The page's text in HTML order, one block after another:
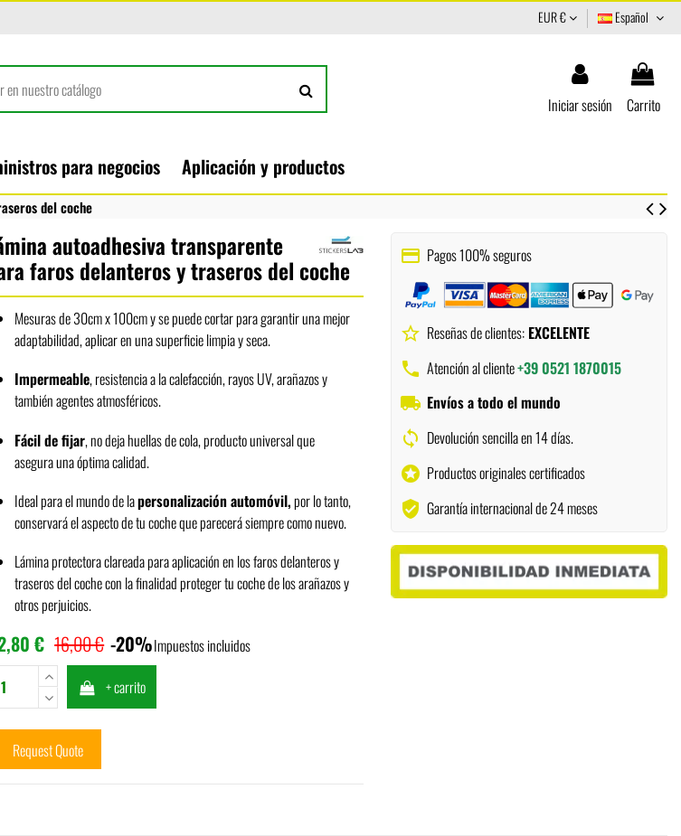
EUR € Español
Iniciar sesión Carrito
para negocios Aplicación y productos
del coche
autoadhesiva transparente
faros delanteros y traseros del coche
Mesuras de 30cm x 100cm y se puede cortar para garantir una mejor
adaptabilidad, aplicar en una superficie limpia y seca.
Impermeable, resistencia a la calefacción, rayos UV, arañazos y
también agentes atmosféricos.
Fácilde fijar, no deja huellas de cola, producto universal que
asegura una óptima calidad.
Ideal para el mundo de lapersonalización automóvil,por lo tanto,
conservará el aspecto de tu coche que parecerá siempre como nuevo.
Lámina protectora clareada para aplicación en los faros delanteros y
traseros del coche con la finalidad proteger tu coche de los arañazos y
otros perjuicios.
€ 16,00 € -20%Impuestos incluidos
+ carrito
Request Quote
payment Pagos 100% seguros
star_border Reseñas de clientes:EXCELENTE
phone Atención al cliente+39 0521 1870015
local_shipping Envíos a todo el mundo
sync Devolución sencilla en 14 días.
stars Productos originales certificados
verified_user Garantía internacional de 24 meses